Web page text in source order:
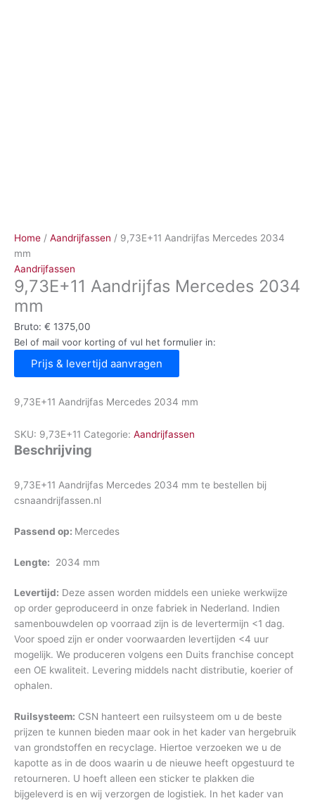
Home / Aandrijfassen / 9,73E+11 Aandrijfas Mercedes 2034
mm
Aandrijfassen
9,73E+11 Aandrijfas Mercedes 2034
mm
Bruto: € 1375,00
Bel of mail voor korting of vul het formulier in:
Prijs & levertijd aanvragen
9,73E+11 Aandrijfas Mercedes 2034 mm
SKU: 9,73E+11 Categorie: Aandrijfassen
Beschrijving
9,73E+11 Aandrijfas Mercedes 2034 mm te bestellen bij
csnaandrijfassen.nl
Passend op: Mercedes
Lengte: 2034 mm
Levertijd: Deze assen worden middels een unieke werkwijze
op order geproduceerd in onze fabriek in Nederland. Indien
samenbouwdelen op voorraad zijn is de levertermijn <1 dag.
Voor spoed zijn er onder voorwaarden levertijden <4 uur
mogelijk. We produceren volgens een Duits franchise concept
een OE kwaliteit. Levering middels nacht distributie, koerier of
ophalen.
Ruilsysteem: CSN hanteert een ruilsysteem om u de beste
prijzen te kunnen bieden maar ook in het kader van hergebruik
van grondstoffen en recyclage. Hiertoe verzoeken we u de
kapotte as in de doos waarin u de nieuwe heeft opgestuurd te
retourneren. U hoeft alleen een sticker te plakken die
bijgeleverd is en wij verzorgen de logistiek. In het kader van